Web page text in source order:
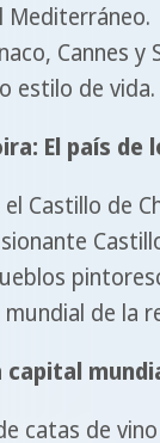
Mediterráneo.
Cannes y
estilo de vida.
El país de
Castillo de
de la
capital
catas de